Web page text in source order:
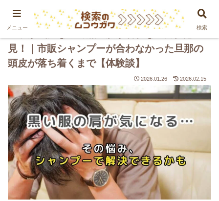
PR
見！｜市販シャンプーが合わなかった旦那の
頭皮が落ち着くまで【体験談】
2026.01.26 2026.02.15
メニュー 検索